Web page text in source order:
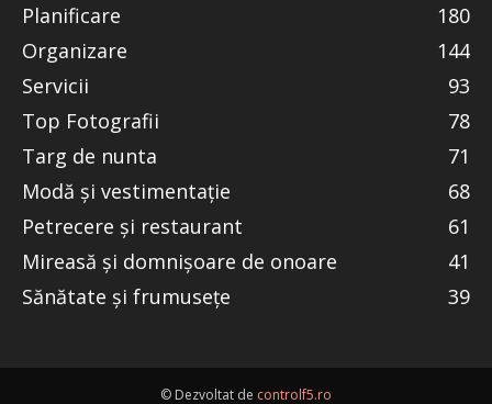
Planificare
180
Organizare
144
Servicii
93
Top Fotografii
78
Targ de nunta
71
Modă și vestimentație
68
Petrecere și restaurant
61
Mireasă și domnișoare de onoare
41
Sănătate și frumusețe
39
© Dezvoltat de controlf5.ro